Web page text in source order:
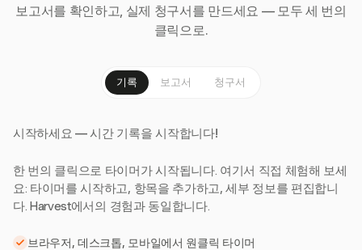
보고서를 확인하고, 실제 청구서를 만드세요 — 모두 세 번의
클릭으로.
기록 보고서 청구서
시작하세요 — 시간 기록을 시작합니다!
한 번의 클릭으로 타이머가 시작됩니다. 여기서 직접 체험해 보세
요: 타이머를 시작하고, 항목을 추가하고, 세부 정보를 편집합니
다. Harvest에서의 경험과 동일합니다.
브라우저, 데스크톱, 모바일에서 원클릭 타이머